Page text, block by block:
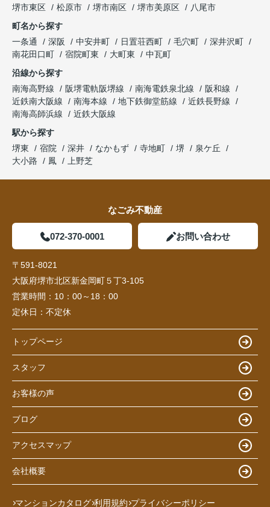
堺市東区
松原市 堺市南区 堺市美原区
八尾市
町名から探す
一条通
深阪 中安井町 日置荘西町 毛穴町
深井沢町
南花田口町
宿院町東 大町東
中瓦町
沿線から探す
南海高野線
阪堺電軌阪堺線 南海電鉄泉北線
阪和線
近鉄南大阪線
南海本線 地下鉄御堂筋線
近鉄長野線
南海高師浜線
近鉄大阪線
駅から探す
堺東
宿院 深井 なかもず 寺地町 堺
泉ケ丘
大小路
鳳 上野芝
なごみ不動産
072-370-0001 お問い合わせ
〒591-8021
大阪府堺市北区新金岡町５丁3-105
営業時間： 10：00～18：00
定休日： 不定休
トップページ
スタッフ
お客様の声
ブログ
アクセスマップ
会社概要
マンションカタログ 利用規約 プライバシーポリシー